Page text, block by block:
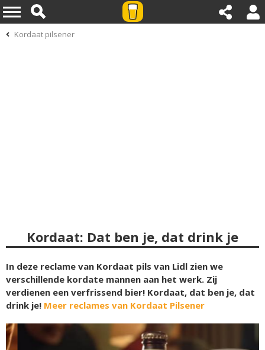
Kordaat pilsener
Kordaat: Dat ben je, dat drink je
In deze reclame van Kordaat pils van Lidl zien we
verschillende kordate mannen aan het werk. Zij
verdienen een verfrissend bier! Kordaat, dat ben je, dat
drink je! Meer reclames van Kordaat Pilsener